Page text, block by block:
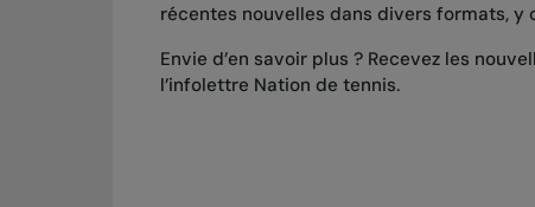
récentes nouvelles dans divers formats,
Envie d’en savoir plus ? Recevez les
l’infolettre Nation de tennis.